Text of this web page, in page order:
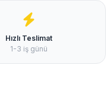
Hızlı Teslimat
1-3 iş günü